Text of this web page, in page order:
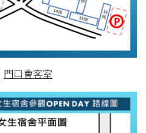
門口會客室